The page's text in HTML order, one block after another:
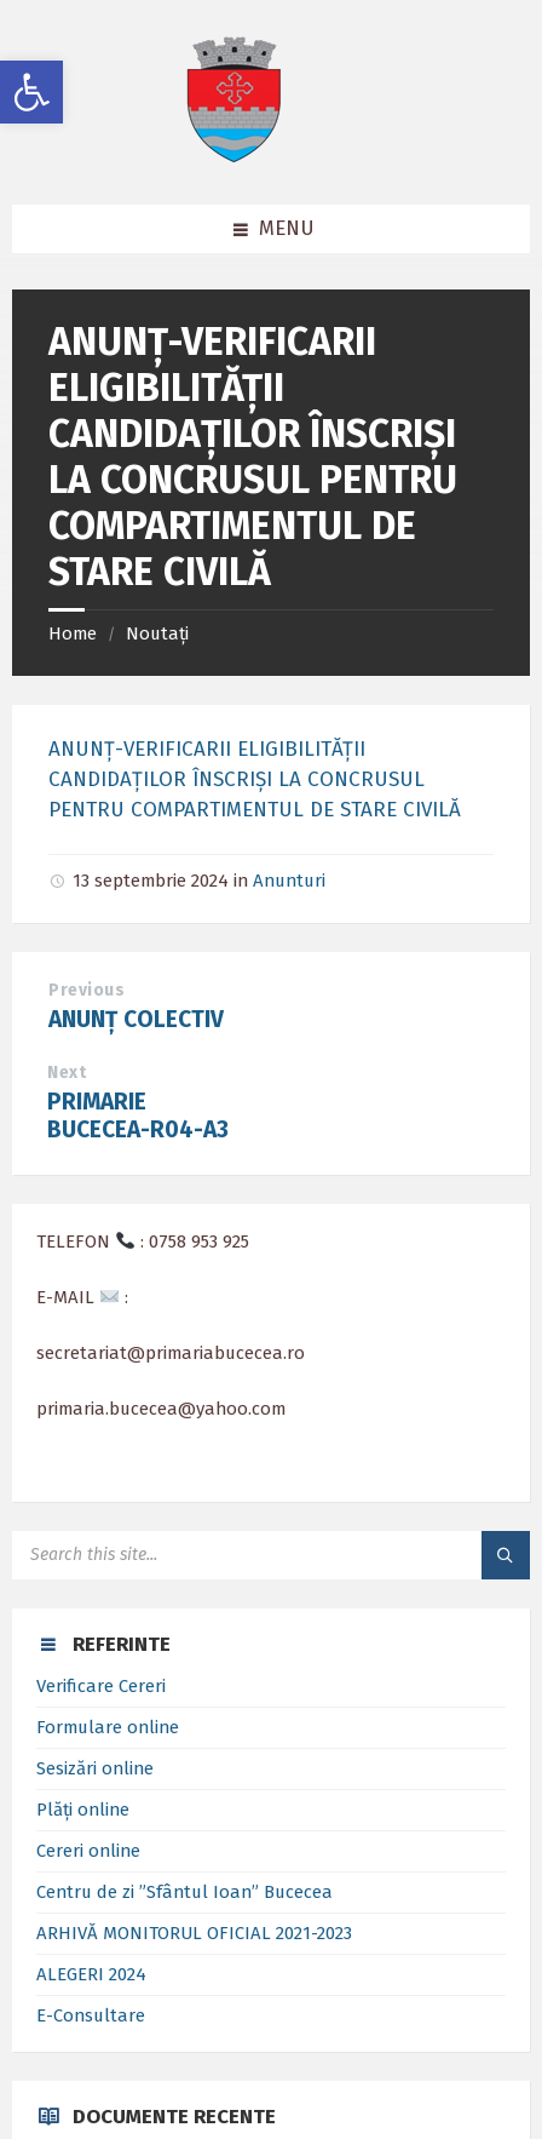
Deschide bara de unelte
content
left
sidebar
footer
MENU
ANUNȚ-VERIFICARII
ELIGIBILITĂȚII
CANDIDAȚILOR ÎNSCRIȘI
LA CONCRUSUL PENTRU
COMPARTIMENTUL DE
STARE CIVILĂ
Home / Noutați
ANUNȚ-VERIFICARII ELIGIBILITĂȚII
CANDIDAȚILOR ÎNSCRIȘI LA CONCRUSUL
PENTRU COMPARTIMENTUL DE STARE CIVILĂ
13 septembrie 2024 in Anunturi
Previous
ANUNȚ COLECTIV
Next
PRIMARIE
BUCECEA-R04-A3
TELEFON : 0758 953 925
E-MAIL :
secretariat@primariabucecea.ro
primaria.bucecea@yahoo.com
REFERINTE
Verificare Cereri
Formulare online
Sesizări online
Plăți online
Cereri online
Centru de zi ”Sfântul Ioan” Bucecea
ARHIVĂ MONITORUL OFICIAL 2021-2023
ALEGERI 2024
E-Consultare
DOCUMENTE RECENTE